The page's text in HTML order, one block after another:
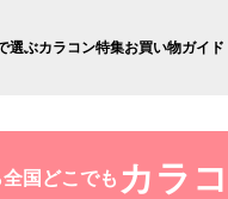
選ぶカラコン特集お買い物ガイド
国どこでも カラ